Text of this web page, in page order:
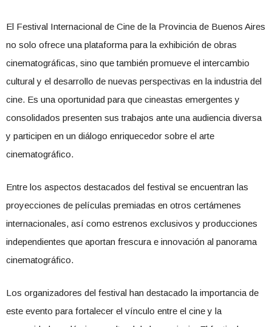
El Festival Internacional de Cine de la Provincia de Buenos Aires
no solo ofrece una plataforma para la exhibición de obras
cinematográficas, sino que también promueve el intercambio
cultural y el desarrollo de nuevas perspectivas en la industria del
cine. Es una oportunidad para que cineastas emergentes y
consolidados presenten sus trabajos ante una audiencia diversa
y participen en un diálogo enriquecedor sobre el arte
cinematográfico.
Entre los aspectos destacados del festival se encuentran las
proyecciones de películas premiadas en otros certámenes
internacionales, así como estrenos exclusivos y producciones
independientes que aportan frescura e innovación al panorama
cinematográfico.
Los organizadores del festival han destacado la importancia de
este evento para fortalecer el vínculo entre el cine y la